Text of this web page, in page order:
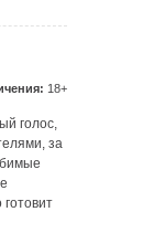
18+
голос,
за